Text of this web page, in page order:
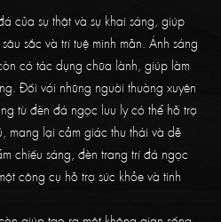
của sự thật và sự khai sáng, giúp
sắc và trí tuệ minh mẫn. Ánh sáng
có tác dụng chữa lành, giúp làm
Đối với những người thường xuyên
từ đèn đá ngọc lưu ly có thể hỗ trợ
mang lại cảm giác thư thái và dễ
chiếu sáng, đèn trang trí đá ngọc
công cụ hỗ trợ sức khỏe và tinh